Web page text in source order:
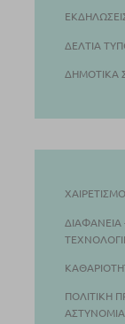
ΔΕΛΤΊΑ
ΔΗΜΟΤΙΚΆ
ΠΟΛΙΤΙΚΉ
ΑΣΤΥΝΟΜΊΑ